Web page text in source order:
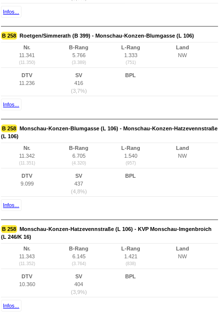
Infos...
B 258 Roetgen/Simmerath (B 399) - Monschau-Konzen-Blumgasse (L 106)
Nr.
11.341
(11.350)
B-Rang
5.766
(3.389)
L-Rang
1.333
(751)
Land
NW
DTV
11.236
SV
416
(3,7%)
BPL
Infos...
B 258 Monschau-Konzen-Blumgasse (L 106) - Monschau-Konzen-Hatzevennstraße
(L 106)
Nr.
11.342
(11.351)
B-Rang
6.705
(4.320)
L-Rang
1.540
(957)
Land
NW
DTV
9.099
SV
437
(4,8%)
BPL
Infos...
B 258 Monschau-Konzen-Hatzevennstraße (L 106) - KVP Monschau-Imgenbroich
(L 246/K 16)
Nr.
11.343
(11.352)
B-Rang
6.145
(3.764)
L-Rang
1.421
(838)
Land
NW
DTV
10.360
SV
404
(3,9%)
BPL
Infos...